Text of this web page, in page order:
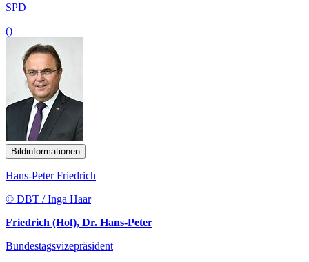
SPD
()
Bildinformationen
Hans-Peter Friedrich
© DBT / Inga Haar
Friedrich (Hof), Dr. Hans-Peter
Bundestagsvizepräsident